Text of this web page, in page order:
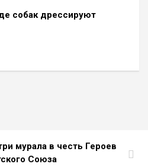
собак дрессируют
мурала в честь Героев
Союза